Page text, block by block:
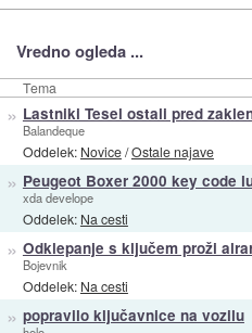
Vredno ogleda ...
Tema
» Lastniki Tesel ostali pred
Balandeque
Oddelek: Novice/Ostale najave
» Peugeot Boxer 2000 key code
xda develope
Oddelek: Na cesti
» Odklepanje s ključem proži
Bojevnik
Oddelek: Na cesti
» popravilo ključavnice na vozilu